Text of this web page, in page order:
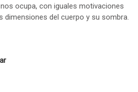
ocupa, con iguales motivaciones
dimensiones del cuerpo y su sombra.